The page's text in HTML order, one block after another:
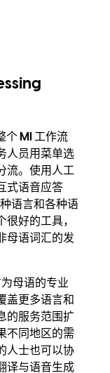
个 MI 工作流
人员用菜单选
流。使用人工
式语音应答
语言和各种语
好的工具，
母语词汇的发
母语的专业
盖更多语言和
的服务范围扩
不同地区的需
人士也可以协
译与语音生成